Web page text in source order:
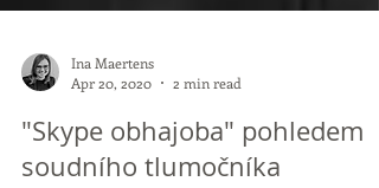
Ina Maertens
Apr 20, 2020
2 min read